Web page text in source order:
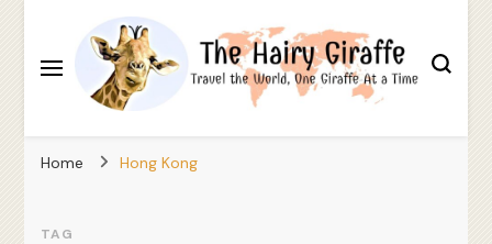
The Hairy Giraffe
Home
Hong Kong
TAG